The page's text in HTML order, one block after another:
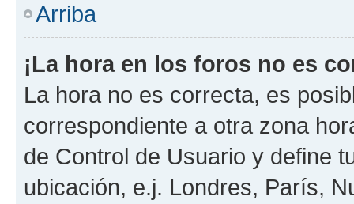
Arriba
¡La hora en los foros no es
La hora no es correcta, es
correspondiente a otra zona
de Control de Usuario y define
ubicación, e.j. Londres, París,